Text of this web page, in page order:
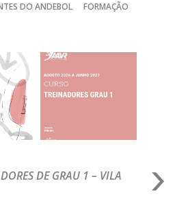
DO ANDEBOL
FORMAÇÃO
DE GRAU 1 – VILA